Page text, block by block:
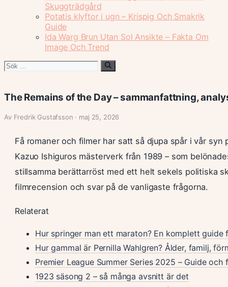
Skuggträdgård
Potatis klyftor i ugn – Krispig Och Smakrik
Guide
Ida Warg Brun Utan Sol Ansikte – Fakta Om
Image Och Trend
Sök
The Remains of the Day – sammanfattning,
Av Fredrik Gustafsson · maj 25, 2026
Få romaner och filmer har satt så djupa spår i vår
Kazuo Ishiguros mästerverk från 1989 – som
stillsamma berättarröst med ett helt sekels politiska
filmrecension och svar på de vanligaste frågorna.
Relaterat
Hur springer man ett maraton? En komplett guide
Hur gammal är Pernilla Wahlgren? Ålder, familj,
Premier League Summer Series 2025 – Guide och
1923 säsong 2 – så många avsnitt är det